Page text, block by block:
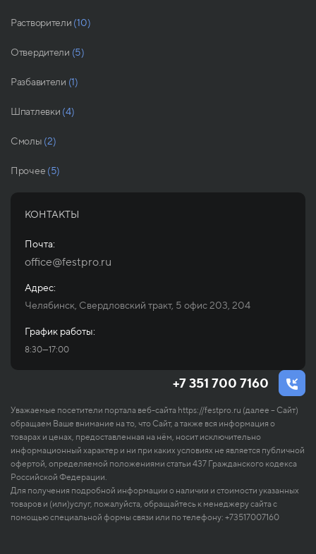
Растворители (10)
Отвердители (5)
Разбавители (1)
Шпатлевки (4)
Смолы (2)
Прочее (5)
КОНТАКТЫ
Почта:
office@festpro.ru
Адрес:
Челябинск, Свердловский тракт, 5 офис 203, 204
График работы:
8:30—17:00
+7 351 700 7160
Уважаемые посетители портала веб-сайта https://festpro.ru (далее – Сайт)
обращаем Ваше внимание на то, что Сайт, а также вся информация о
товарах и ценах, предоставленная на нём, носит исключительно
информационный характер и ни при каких условиях не является публичной
офертой, определяемой положениями статьи 437 Гражданского кодекса
Российской Федерации.
Для получения подробной информации о наличии и стоимости указанных
товаров и (или)услуг, пожалуйста, обращайтесь к менеджеру сайта с
помощью специальной формы связи или по телефону: +73517007160